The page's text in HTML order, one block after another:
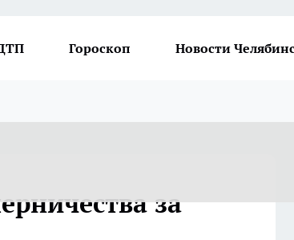
Гороскоп Новости
за